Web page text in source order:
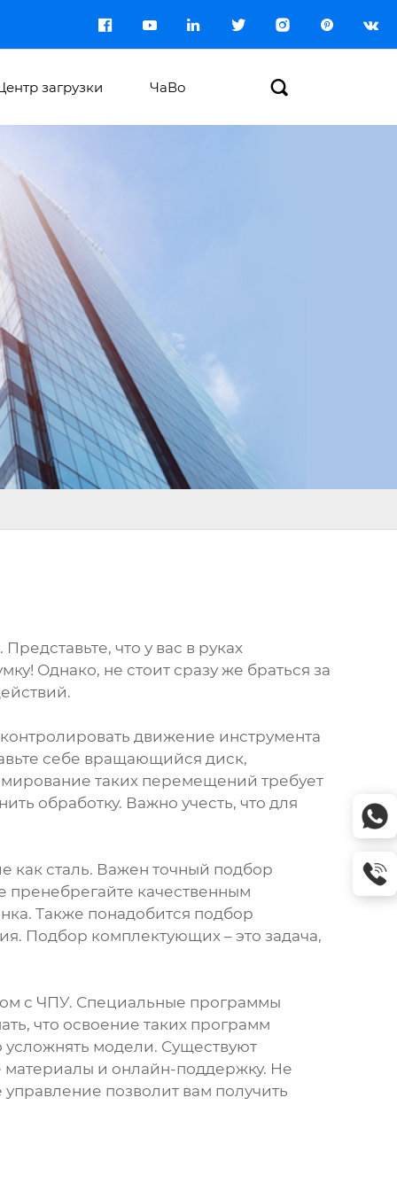
      
загрузки ЧаВо 
что у вас в руках
Однако, не стоит сразу же браться за
движение инструмента
себе вращающийся диск,
таких перемещений требует
обработку. Важно учесть, что для
как сталь. Важен точный подбор
пренебрегайте качественным
Также понадобится подбор
Подбор комплектующих – это задача,
с ЧПУ. Специальные программы
что освоение таких программ
усложнять модели. Существуют
материалы и онлайн-поддержку. Не
позволит вам получить